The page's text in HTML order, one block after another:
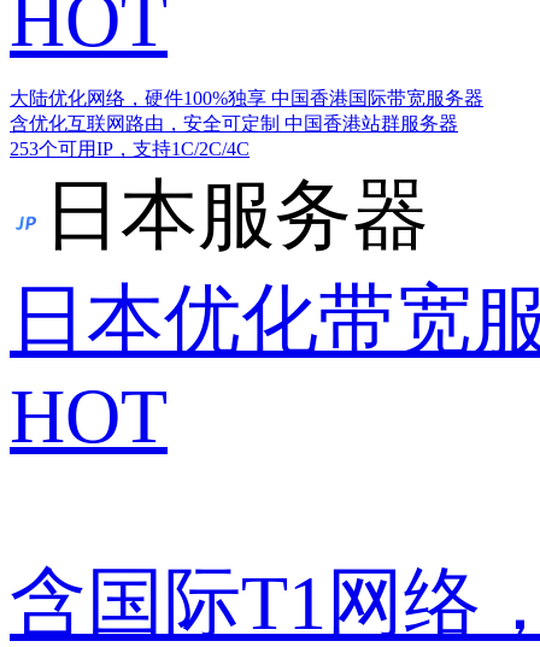
HOT
大陆优化网络，硬件100%独享 中国香港国际带宽服务器
含优化互联网路由，安全可定制 中国香港站群服务器
253个可用IP，支持1C/2C/4C
日本服务器
日本优化带宽
HOT
含国际T1网络